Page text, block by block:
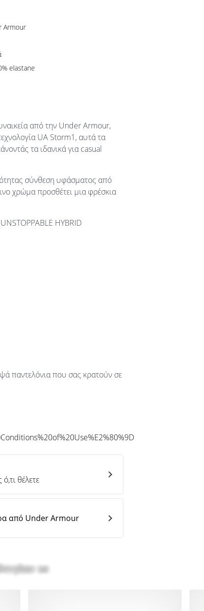
Armour
elastane
από την Under Armour,
UA Storm1, αυτά τα
τα ιδανικά για casual
σύνθεση υφάσματος από
χρώμα προσθέτει μια φρέσκια
HYBRID
παντελόνια που σας κρατούν σε
θέλετε
από Under Armour